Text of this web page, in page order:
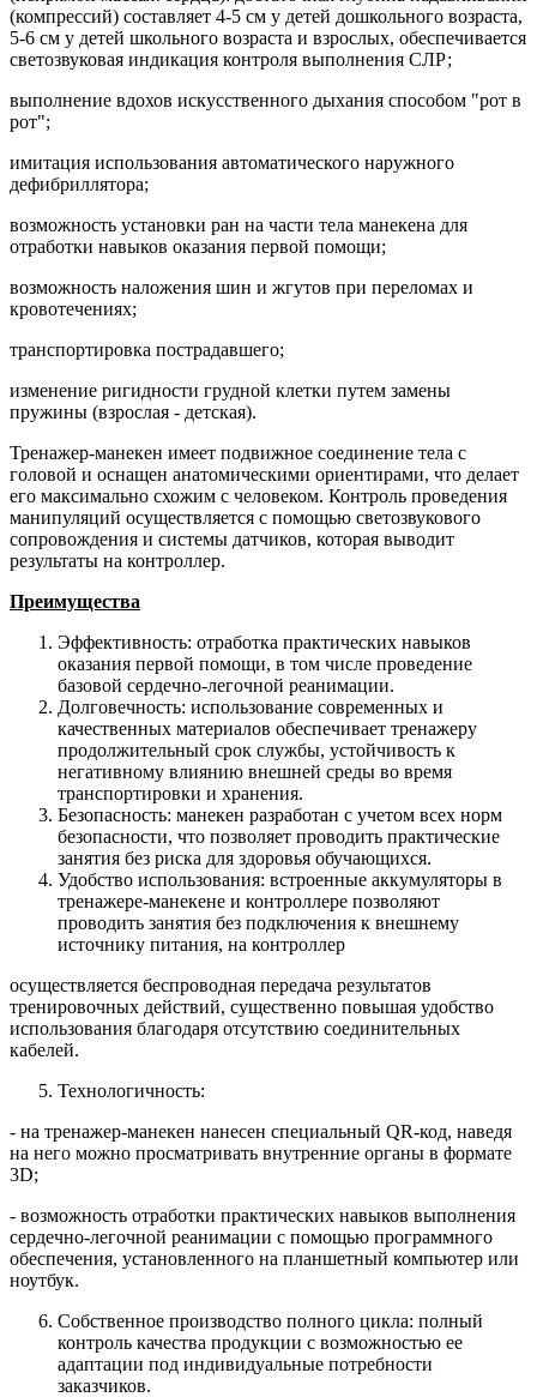
(компрессий) составляет 4-5 см у детей дошкольного возраста,
5-6 см у детей школьного возраста и взрослых, обеспечивается
светозвуковая индикация контроля выполнения СЛР;
выполнение вдохов искусственного дыхания способом "рот в
рот";
имитация использования автоматического наружного
дефибриллятора;
возможность установки ран на части тела манекена для
отработки навыков оказания первой помощи;
возможность наложения шин и жгутов при переломах и
кровотечениях;
транспортировка пострадавшего;
изменение ригидности грудной клетки путем замены
пружины (взрослая - детская).
Тренажер-манекен имеет подвижное соединение тела с
головой и оснащен анатомическими ориентирами, что делает
его максимально схожим с человеком. Контроль проведения
манипуляций осуществляется с помощью светозвукового
сопровождения и системы датчиков, которая выводит
результаты на контроллер.
Преимущества
Эффективность: отработка практических навыков
оказания первой помощи, в том числе проведение
базовой сердечно-легочной реанимации.
Долговечность: использование современных и
качественных материалов обеспечивает тренажеру
продолжительный срок службы, устойчивость к
негативному влиянию внешней среды во время
транспортировки и хранения.
Безопасность: манекен разработан с учетом всех норм
безопасности, что позволяет проводить практические
занятия без риска для здоровья обучающихся.
Удобство использования: встроенные аккумуляторы в
тренажере-манекене и контроллере позволяют
проводить занятия без подключения к внешнему
источнику питания, на контроллер
осуществляется беспроводная передача результатов
тренировочных действий, существенно повышая удобство
использования благодаря отсутствию соединительных
кабелей.
Технологичность:
- на тренажер-манекен нанесен специальный QR-код, наведя
на него можно просматривать внутренние органы в формате
3D;
- возможность отработки практических навыков выполнения
сердечно-легочной реанимации с помощью программного
обеспечения, установленного на планшетный компьютер или
ноутбук.
Собственное производство полного цикла: полный
контроль качества продукции с возможностью ее
адаптации под индивидуальные потребности
заказчиков.